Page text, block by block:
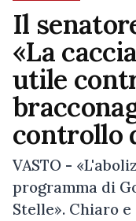
Il
«La
utile
controllo
VASTO -
programma di
Stelle». Chiaro